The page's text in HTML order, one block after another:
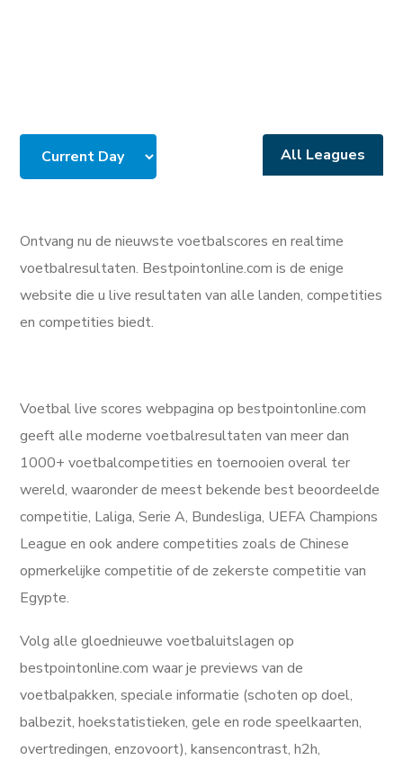
All Leagues
Ontvang nu de nieuwste voetbalscores en realtime
voetbalresultaten. Bestpointonline.com is de enige
website die u live resultaten van alle landen, competities
en competities biedt.
Voetbal live scores webpagina op bestpointonline.com
geeft alle moderne voetbalresultaten van meer dan
1000+ voetbalcompetities en toernooien overal ter
wereld, waaronder de meest bekende best beoordeelde
competitie, Laliga, Serie A, Bundesliga, UEFA Champions
League en ook andere competities zoals de Chinese
opmerkelijke competitie of de zekerste competitie van
Egypte.
Volg alle gloednieuwe voetbaluitslagen op
bestpointonline.com waar je previews van de
voetbalpakken, speciale informatie (schoten op doel,
balbezit, hoekstatistieken, gele en rode speelkaarten,
overtredingen, enzovoort), kansencontrast, h2h,